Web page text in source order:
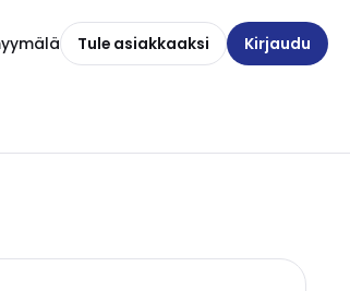
Tule asiakkaaksi Kirjaudu